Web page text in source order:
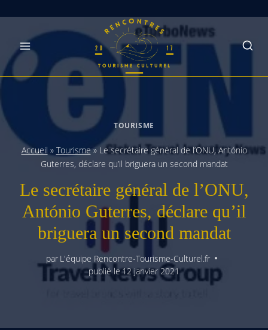
content
TOURISME
Accueil » Tourisme» Le secrétaire général de l’ONU, António
Guterres, déclare qu’il briguera un second mandat
Le secrétaire général de l’ONU,
António Guterres, déclare qu’il
briguera un second mandat
par L'équipe Rencontre-Tourisme-Culturel.fr
publié le12 janvier 2021